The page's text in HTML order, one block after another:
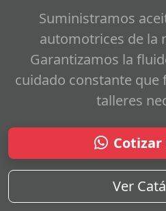
Suministramos
automotrices de la
Garantizamos la
cuidado constante que
talleres
Cotizar
Ver